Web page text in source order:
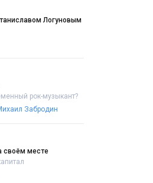
Логуновым
рок-музыкант?
Забродин
своём месте